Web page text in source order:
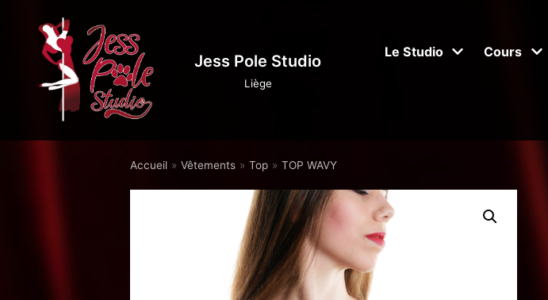
contenu
Jess Pole Studio
Liège
Le Studio Cours
Accueil » Vêtements » Top » TOP WAVY